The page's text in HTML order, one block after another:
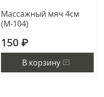
Массажный мяч 4см
(М-104)
150 ₽
В корзину